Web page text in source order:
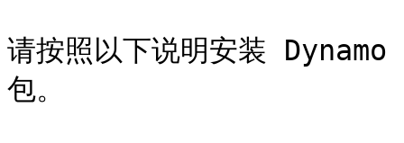
请按照以下说明安装
包。